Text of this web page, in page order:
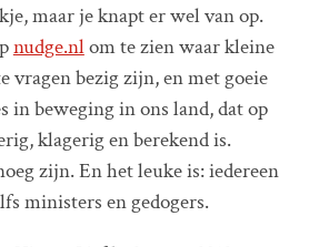
maar je knapt er wel van op.
nudge.nlom te zien waar kleine
vragen bezig zijn, en met goeie
in beweging in ons land, dat op
klagerig en berekend is.
zijn. En het leuke is: iedereen
ministers en gedogers.